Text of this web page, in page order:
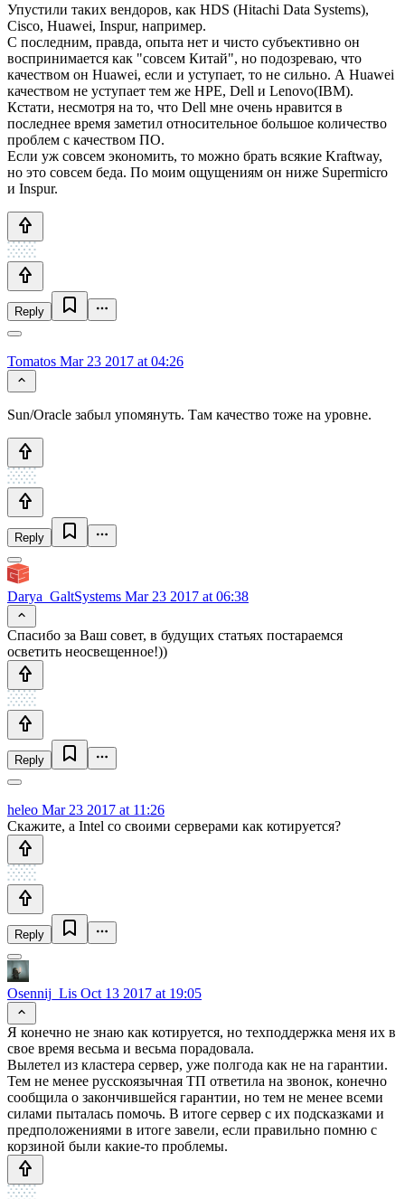
Упустили таких вендоров, как HDS (Hitachi Data Systems),
Cisco, Huawei, Inspur, например.
С последним, правда, опыта нет и чисто субъективно он
воспринимается как "совсем Китай", но подозреваю, что
качеством он Huawei, если и уступает, то не сильно. А Huawei
качеством не уступает тем же HPE, Dell и Lenovo(IBM).
Кстати, несмотря на то, что Dell мне очень нравится в
последнее время заметил относительное большое количество
проблем с качеством ПО.
Если уж совсем экономить, то можно брать всякие Kraftway,
но это совсем беда. По моим ощущениям он ниже Supermicro
и Inspur.
Reply
Tomatos Mar 23 2017 at 04:26
Sun/Oracle забыл упомянуть. Там качество тоже на уровне.
Reply
Darya_GaltSystems Mar 23 2017 at 06:38
Спасибо за Ваш совет, в будущих статьях постараемся
осветить неосвещенное!))
Reply
heleo Mar 23 2017 at 11:26
Скажите, а Intel со своими серверами как котируется?
Reply
Osennij_Lis Oct 13 2017 at 19:05
Я конечно не знаю как котируется, но техподдержка меня их в
свое время весьма и весьма порадовала.
Вылетел из кластера сервер, уже полгода как не на гарантии.
Тем не менее русскоязычная ТП ответила на звонок, конечно
сообщила о закончившейся гарантии, но тем не менее всеми
силами пыталась помочь. В итоге сервер с их подсказками и
предположениями в итоге завели, если правильно помню с
корзиной были какие-то проблемы.